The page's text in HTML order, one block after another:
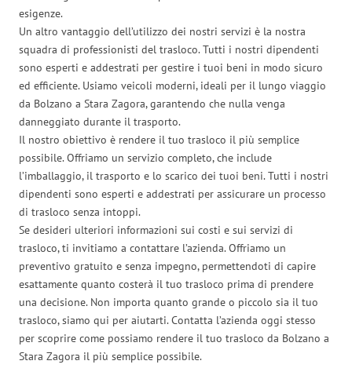
esigenze.
Un altro vantaggio dell’utilizzo dei nostri servizi è la nostra
squadra di professionisti del trasloco. Tutti i nostri dipendenti
sono esperti e addestrati per gestire i tuoi beni in modo sicuro
ed efficiente. Usiamo veicoli moderni, ideali per il lungo viaggio
da Bolzano a Stara Zagora, garantendo che nulla venga
danneggiato durante il trasporto.
Il nostro obiettivo è rendere il tuo trasloco il più semplice
possibile. Offriamo un servizio completo, che include
l’imballaggio, il trasporto e lo scarico dei tuoi beni. Tutti i nostri
dipendenti sono esperti e addestrati per assicurare un processo
di trasloco senza intoppi.
Se desideri ulteriori informazioni sui costi e sui servizi di
trasloco, ti invitiamo a contattare l’azienda. Offriamo un
preventivo gratuito e senza impegno, permettendoti di capire
esattamente quanto costerà il tuo trasloco prima di prendere
una decisione. Non importa quanto grande o piccolo sia il tuo
trasloco, siamo qui per aiutarti. Contatta l’azienda oggi stesso
per scoprire come possiamo rendere il tuo trasloco da Bolzano a
Stara Zagora il più semplice possibile.